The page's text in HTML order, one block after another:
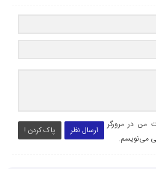
ارسال نظر پاک کردن !
من در مرورگر
می‌نویسم.